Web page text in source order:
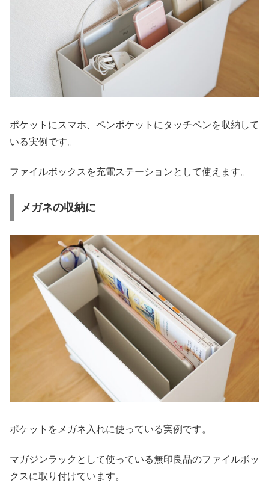
ポケットにスマホ、ペンポケットにタッチペンを収納して
いる実例です。
ファイルボックスを充電ステーションとして使えます。
メガネの収納に
ポケットをメガネ入れに使っている実例です。
マガジンラックとして使っている無印良品のファイルボッ
クスに取り付けています。